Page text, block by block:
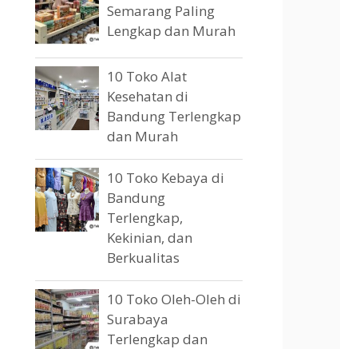
Semarang Paling
Lengkap dan Murah
10 Toko Alat
Kesehatan di
Bandung Terlengkap
dan Murah
10 Toko Kebaya di
Bandung
Terlengkap,
Kekinian, dan
Berkualitas
10 Toko Oleh-Oleh di
Surabaya
Terlengkap dan